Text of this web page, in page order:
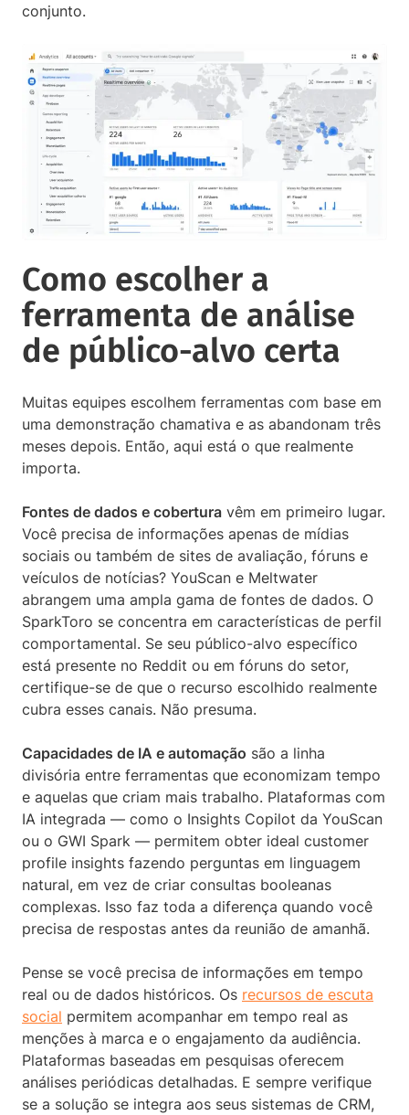
conjunto.
Como escolher a
ferramenta de análise
de público-alvo certa
Muitas equipes escolhem ferramentas com base em
uma demonstração chamativa e as abandonam três
meses depois. Então, aqui está o que realmente
importa.
Fontes de dados e cobertura vêm em primeiro lugar.
Você precisa de informações apenas de mídias
sociais ou também de sites de avaliação, fóruns e
veículos de notícias? YouScan e Meltwater
abrangem uma ampla gama de fontes de dados. O
SparkToro se concentra em características de perfil
comportamental. Se seu público-alvo específico
está presente no Reddit ou em fóruns do setor,
certifique-se de que o recurso escolhido realmente
cubra esses canais. Não presuma.
Capacidades de IA e automação são a linha
divisória entre ferramentas que economizam tempo
e aquelas que criam mais trabalho. Plataformas com
IA integrada — como o Insights Copilot da YouScan
ou o GWI Spark — permitem obter ideal customer
profile insights fazendo perguntas em linguagem
natural, em vez de criar consultas booleanas
complexas. Isso faz toda a diferença quando você
precisa de respostas antes da reunião de amanhã.
Pense se você precisa de informações em tempo
real ou de dados históricos. Os recursos de escuta
social permitem acompanhar em tempo real as
menções à marca e o engajamento da audiência.
Plataformas baseadas em pesquisas oferecem
análises periódicas detalhadas. E sempre verifique
se a solução se integra aos seus sistemas de CRM,